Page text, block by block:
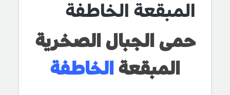
المبقعة الخاطفة
حمى الجبال الصخرية
المبقعة الخاطفة